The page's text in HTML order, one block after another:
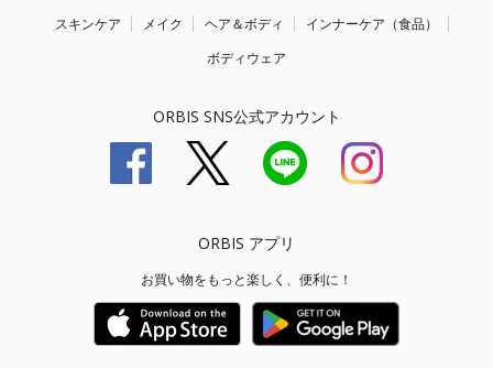
スキンケア メイク ヘア＆ボディ
インナーケア（食品）
ボディウェア
ORBIS SNS公式アカウント
ORBIS アプリ
お買い物をもっと楽しく、便利に！